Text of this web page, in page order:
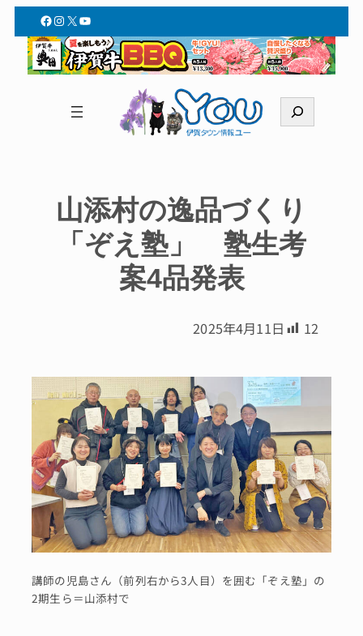
Facebook
Instagram
X YouTube
索
山添村の逸品づくり
「ぞえ塾」 塾生考
案4品発表
2025年4月11日 12
講師の児島さん（前列右から3人目）を囲む「ぞえ塾」の
2期生ら＝山添村で